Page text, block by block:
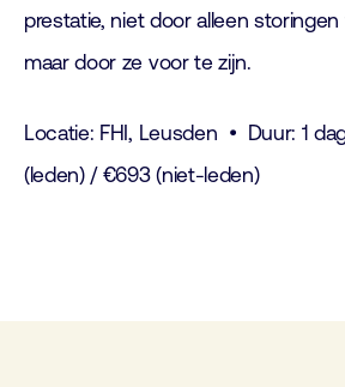
prestatie, niet door alleen
maar door ze voor te zijn.
Locatie: FHI, Leusden • Duur: 1
(leden) / €693 (niet-leden)